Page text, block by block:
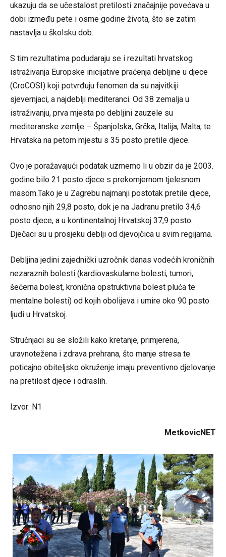
ukazuju da se učestalost pretilosti značajnije povećava u
dobi između pete i osme godine života, što se zatim
nastavlja u školsku dob.
S tim rezultatima podudaraju se i rezultati hrvatskog
istraživanja Europske inicijative praćenja debljine u djece
(CroCOSI) koji potvrđuju fenomen da su najvitkiji
sjevernjaci, a najdeblji mediteranci. Od 38 zemalja u
istraživanju, prva mjesta po debljini zauzele su
mediteranske zemlje – Španjolska, Grčka, Italija, Malta, te
Hrvatska na petom mjestu s 35 posto pretile djece.
Ovo je poražavajući podatak uzmemo li u obzir da je 2003.
godine bilo 21 posto djece s prekomjernom tjelesnom
masom.Tako je u Zagrebu najmanji postotak pretile djece,
odnosno njih 29,8 posto, dok je na Jadranu pretilo 34,6
posto djece, a u kontinentalnoj Hrvatskoj 37,9 posto.
Dječaci su u prosjeku deblji od djevojčica u svim regijama.
Debljina jedini zajednički uzročnik danas vodećih kroničnih
nezaraznih bolesti (kardiovaskularne bolesti, tumori,
šećerna bolest, kronična opstruktivna bolest pluća te
mentalne bolesti) od kojih obolijeva i umire oko 90 posto
ljudi u Hrvatskoj.
Stručnjaci su se složili kako kretanje, primjerena,
uravnotežena i zdrava prehrana, što manje stresa te
poticajno obiteljsko okruženje imaju preventivno djelovanje
na pretilost djece i odraslih.
Izvor: N1
MetkovicNET